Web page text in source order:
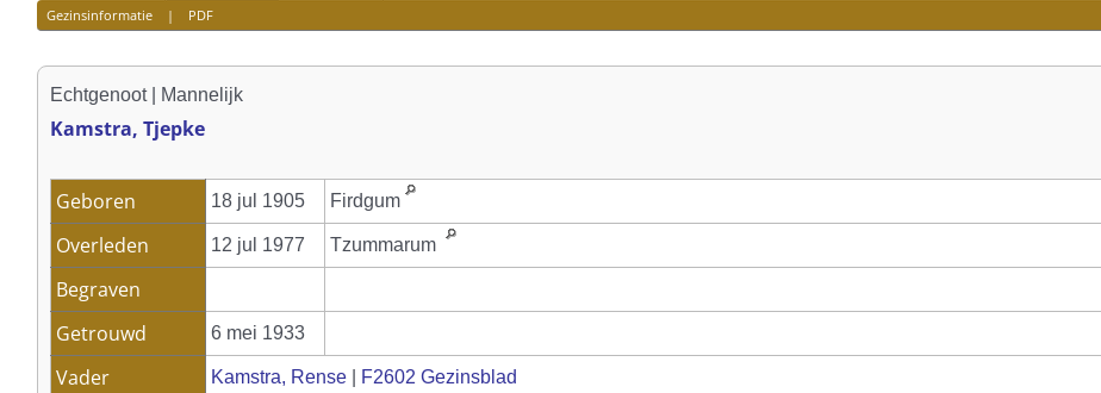
Gezinsinformatie| PDF
Echtgenoot | Mannelijk
Kamstra, Tjepke
Geboren 18 jul 1905 Firdgum
Overleden 12 jul 1977 Tzummarum
Begraven
Getrouwd
6 mei 1933
Vader Kamstra, Rense F2602 Gezinsblad